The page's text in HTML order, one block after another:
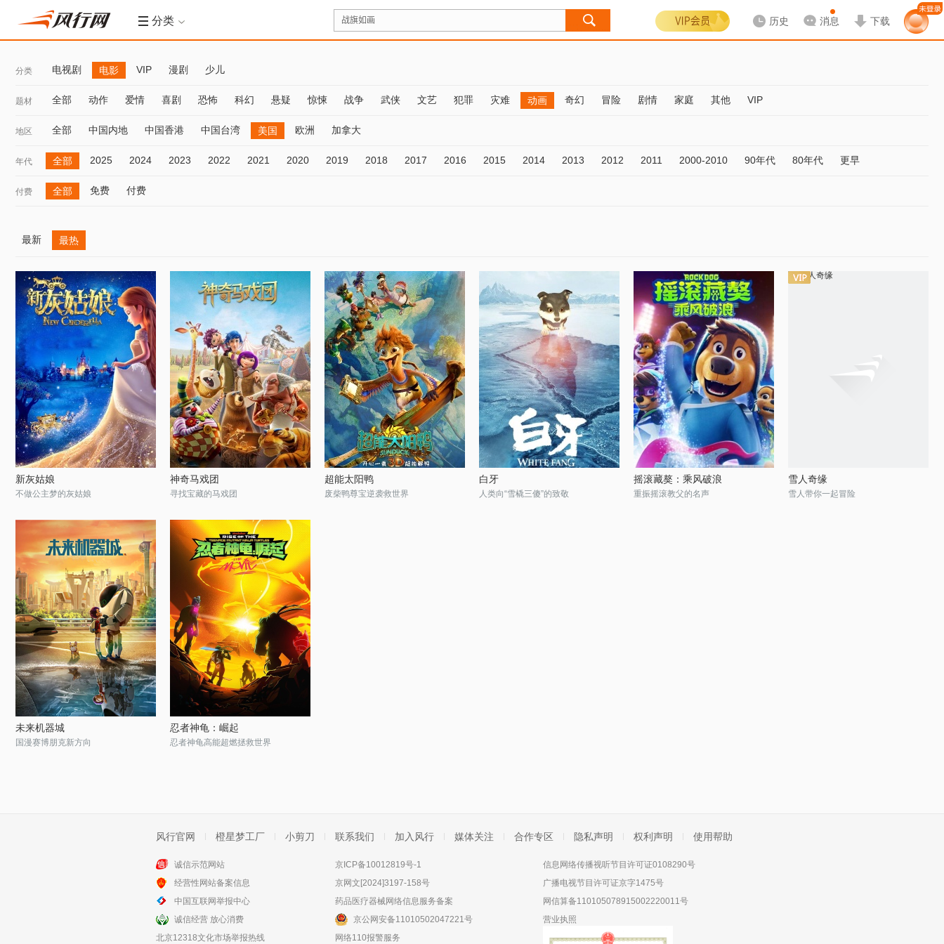
分类 历史 消息 下载
分类 电视剧 电影 VIP 漫剧 少儿
题材 全部 动作 爱情 喜剧 恐怖 科幻 悬疑 惊悚 战争 武侠 文艺 犯罪 灾难 动画 奇幻 冒险 剧情 家庭 其他 VIP
地区 全部 中国内地 中国香港 中国台湾 美国 欧洲 加拿大
年代 全部 2025 2024 2023 2022 2021 2020 2019 2018 2017 2016 2015 2014 2013 2012 2011 2000-2010 90年代 80年代 更早
付费 全部 免费 付费
最新 最热
新灰姑娘
不做公主梦的灰姑娘
神奇马戏团
寻找宝藏的马戏团
超能太阳鸭
废柴鸭尊宝逆袭救世界
白牙
人类向“雪橇三傻”的致敬
摇滚藏獒：乘风破浪
重振摇滚教父的名声
雪人奇缘
雪人带你一起冒险
未来机器城
国漫赛博朋克新方向
忍者神龟：崛起
忍者神龟高能超燃拯救世界
风行官网 橙星梦工厂 小剪刀 联系我们 加入风行 媒体关注 合作专区 隐私声明 权利声明 使用帮助
诚信示范网站
经营性网站备案信息
中国互联网举报中心
诚信经营 放心消费
北京12318文化市场举报热线
京ICP备10012819号-1
京网文[2024]3197-158号
药品医疗器械网络信息服务备案
京公网安备11010502047221号
网络110报警服务
信息网络传播视听节目许可证0108290号
广播电视节目许可证京字1475号
网信算备110105078915002220011号
营业执照